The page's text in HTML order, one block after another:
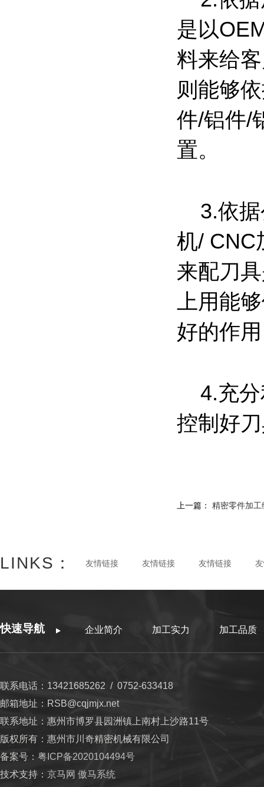
是以
料来给
则能够
件/铝件/
置。
3.依据
机/ CNC
来配刀
上用能
好的作
4.充分
控制好
上一篇： 精密零件加工
LINKS： 友情链接 友情链接 友情链接
快速导航 企业简介 加工实力 加工品质
联系电话：13421685262 / 0752-633418
邮箱地址：RSB@cqjmjx.net
联系地址：惠州市博罗县园洲镇上南村上沙路11号
版权所有：惠州市川奇精密机械有限公司
备案号： 粤ICP备2020104494号
技术支持： 京马网 傲马系统